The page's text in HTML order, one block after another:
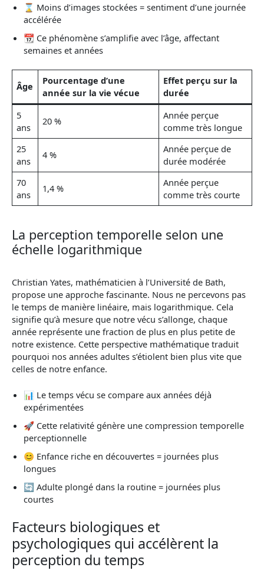
⌛ Moins d’images stockées = sentiment d’une journée
accélérée
📆 Ce phénomène s’amplifie avec l’âge, affectant
semaines et années
Âge
Pourcentage d’une
année sur la vie vécue
Effet perçu sur la
durée
5
ans
20 %
Année perçue
comme très longue
25
ans
4 %
Année perçue de
durée modérée
70
ans
1,4 %
Année perçue
comme très courte
La perception temporelle selon une
échelle logarithmique
Christian Yates, mathématicien à l’Université de Bath,
propose une approche fascinante. Nous ne percevons pas
le temps de manière linéaire, mais logarithmique. Cela
signifie qu’à mesure que notre vécu s’allonge, chaque
année représente une fraction de plus en plus petite de
notre existence. Cette perspective mathématique traduit
pourquoi nos années adultes s’étiolent bien plus vite que
celles de notre enfance.
📊 Le temps vécu se compare aux années déjà
expérimentées
🚀 Cette relativité génère une compression temporelle
perceptionnelle
😊 Enfance riche en découvertes = journées plus
longues
🔄 Adulte plongé dans la routine = journées plus
courtes
Facteurs biologiques et
psychologiques qui accélèrent la
perception du temps